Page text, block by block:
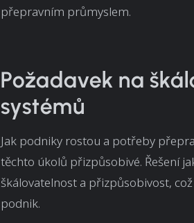
přepravním průmyslem.
Požadavek na
systémů
Jak podniky rostou a potřeby
těchto úkolů přizpůsobivé. Řešení
škálovatelnost a přizpůsobivost,
podnik.